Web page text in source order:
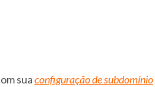
suaconfiguração de subdomínio